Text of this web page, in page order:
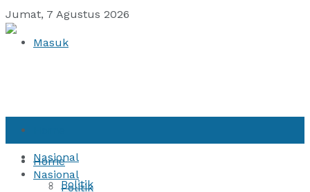
Jumat, 7 Agustus 2026
Masuk
Nasional
Politik
Home
Nasional
Politik